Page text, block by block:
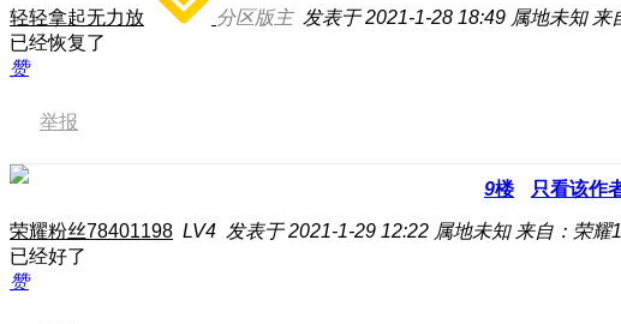
轻轻拿起无力放 分区版主 发表于 2021-1-28 18:49 属地未知 来
已经恢复了
赞
举报
9楼 只看该作
荣耀粉丝78401198 LV4 发表于 2021-1-29 12:22 属地未知 来自：荣耀
已经好了
赞